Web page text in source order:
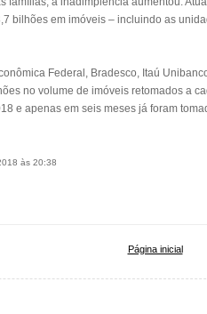
bilhões em imóveis – incluindo as
Federal, Bradesco, Itaú
no volume de imóveis retomados a
e apenas em seis meses já foram
às 20:38
Página inicial